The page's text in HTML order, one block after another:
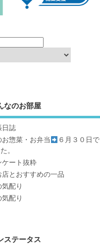
なのお部屋
日誌
惣菜・お弁当
６月３０日で
。
ート抜粋
とおすすめの一品
配り
配り
ステータス